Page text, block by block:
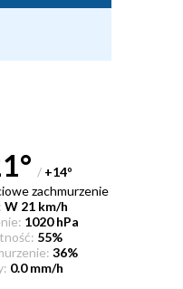
/ +14°
zachmurzenie
W 21 km/h
1020 hPa
55%
36%
0.0 mm/h